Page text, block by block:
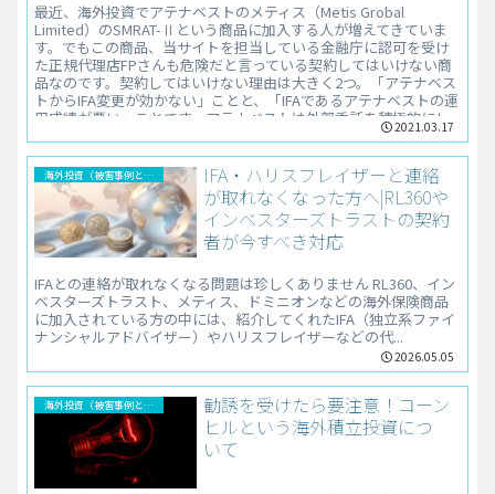
最近、海外投資でアテナベストのメティス（Metis Grobal
Limited）のSMRAT-Ⅱという商品に加入する人が増えてきていま
す。でもこの商品、当サイトを担当している金融庁に認可を受け
た正規代理店FPさんも危険だと言っている契約してはいけない商
品なのです。契約してはいけない理由は大きく2つ。「アテナベス
トからIFA変更が効かない」ことと、「IFAであるアテナベストの運
用成績が悪い」ことです。アテナベストは外部委託を積極的にし
ているので、海外投資に興味がある人には代理店などの業者から
勧められる機会がこれから増える可能性が高いです。この記事を
早めに読んでおくことをオススメします。
2021.03.17
海外投資（被害事例と解決法）
IFA・ハリスフレイザーと連絡
が取れなくなった方へ|RL360や
インベスターズトラストの契約
者が今すべき対応
IFAとの連絡が取れなくなる問題は珍しくありません RL360、イン
ベスターズトラスト、メティス、ドミニオンなどの海外保険商品
に加入されている方の中には、紹介してくれたIFA（独立系ファイ
ナンシャルアドバイザー）やハリスフレイザーなどの代...
2026.05.05
海外投資（被害事例と解決法）
勧誘を受けたら要注意！コーン
ヒルという海外積立投資につ
いて